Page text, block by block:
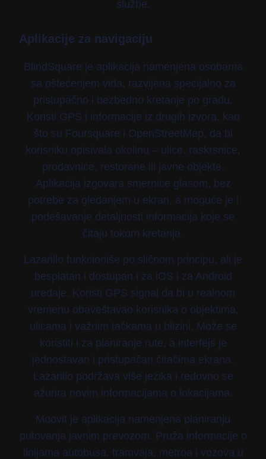
službe.
Aplikacije za navigaciju
BlindSquare je aplikacija namenjena osobama
sa oštećenjem vida, razvijena specijalno za
pristupačno i bezbedno kretanje po gradu.
Koristi GPS i informacije iz drugih izvora, kao
što su Foursquare i OpenStreetMap, da bi
korisniku opisivala okolinu – ulice, raskrsnice,
prodavnice, restorane ili javne objekte.
Aplikacija izgovara smernice glasom, bez
potrebe za gledanjem u ekran, a moguće je i
podešavanje detaljnosti informacija koje se
čitaju tokom kretanja.
Lazarillo funkcioniše po sličnom principu, ali je
besplatan i dostupan i za iOS i za Android
uređaje. Koristi GPS signal da bi u realnom
vremenu obaveštavao korisnika o objektima,
ulicama i važnim tačkama u blizini. Može se
koristiti i za planiranje rute, a interfejs je
jednostavan i pristupačan čitačima ekrana.
Lazarillo podržava više jezika i redovno se
ažurira novim informacijama o lokacijama.
Moovit je aplikacija namenjena planiranju
putovanja javnim prevozom. Pruža informacije o
linijama autobusa, tramvaja, metroa i vozova u